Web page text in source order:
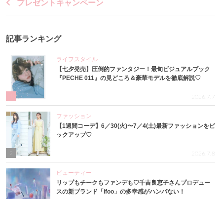
プレゼントキャンペーン
記事ランキング
ライフスタイル
【七夕発売】圧倒的ファンタジー！最旬ビジュアルブック
『PECHE 011』の見どころ＆豪華モデルを徹底解説♡
2026.7.7
ファッション
【1週間コーデ】6／30(火)〜7／4(土)最新ファッションをピ
ックアップ♡
2026.7.8
ビューティー
リップもチークもファンデも♡千吉良恵子さんプロデュー
スの新ブランド「ifoo」の多幸感がハンパない！